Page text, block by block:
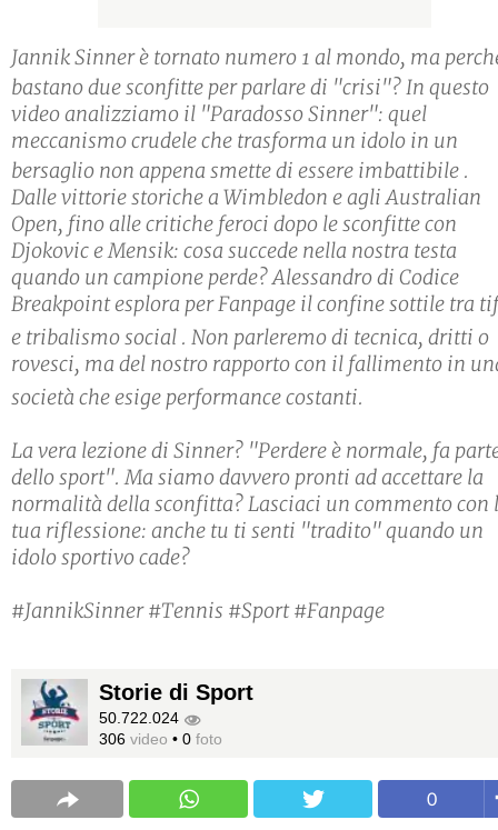
Jannik Sinner è tornato numero 1 al mondo, ma
bastano due sconfitte per parlare di "crisi"?In questo
video analizziamo il "Paradosso Sinner": quel
meccanismo crudele che trasforma un idolo in un
bersaglio non appena smette di essere imbattibile .
Dalle vittorie storiche a Wimbledon e agli Australian
Open, fino alle critiche feroci dopo le sconfitte con
Djokovic e Mensik: cosa succede nella nostra testa
quando un campione perde? Alessandro di Codice
Breakpoint esplora per Fanpage il confine sottile tra
e tribalismo social . Non parleremo di tecnica, dritti o
rovesci, ma del nostro rapporto con il fallimento in
società che esige performance costanti.
La vera lezione di Sinner? "Perdere è normale, fa
dello sport". Ma siamo davvero pronti ad accettare la
normalità della sconfitta? Lasciaci un commento con
tua riflessione: anche tu ti senti "tradito" quando un
idolo sportivo cade?
#JannikSinner #Tennis #Sport #Fanpage
Storie di Sport
50.722.024
306 video • 0 foto
0